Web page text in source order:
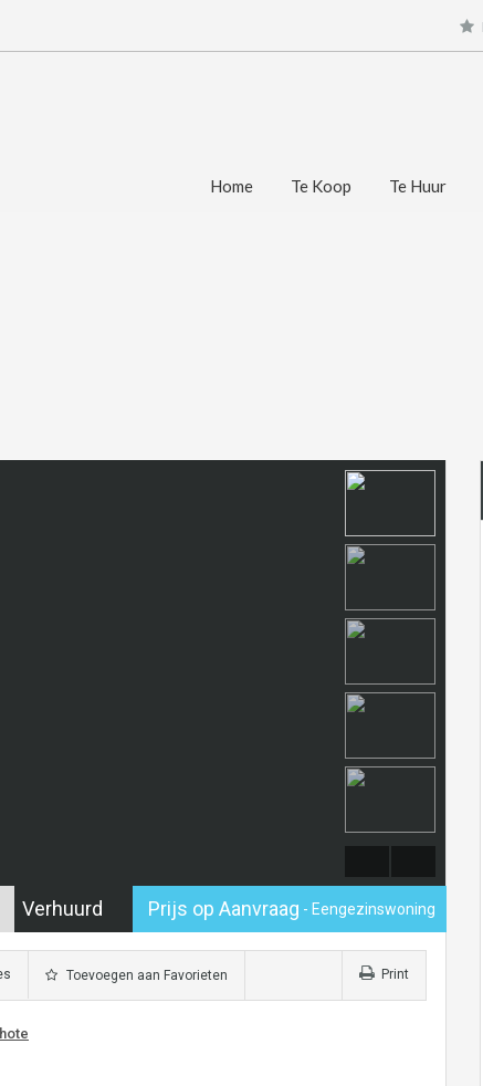
Home Te Koop Te Huur
Verhuurd Prijs op Aanvraag - Eengezinswoning
Toevoegen aan Favorieten Print